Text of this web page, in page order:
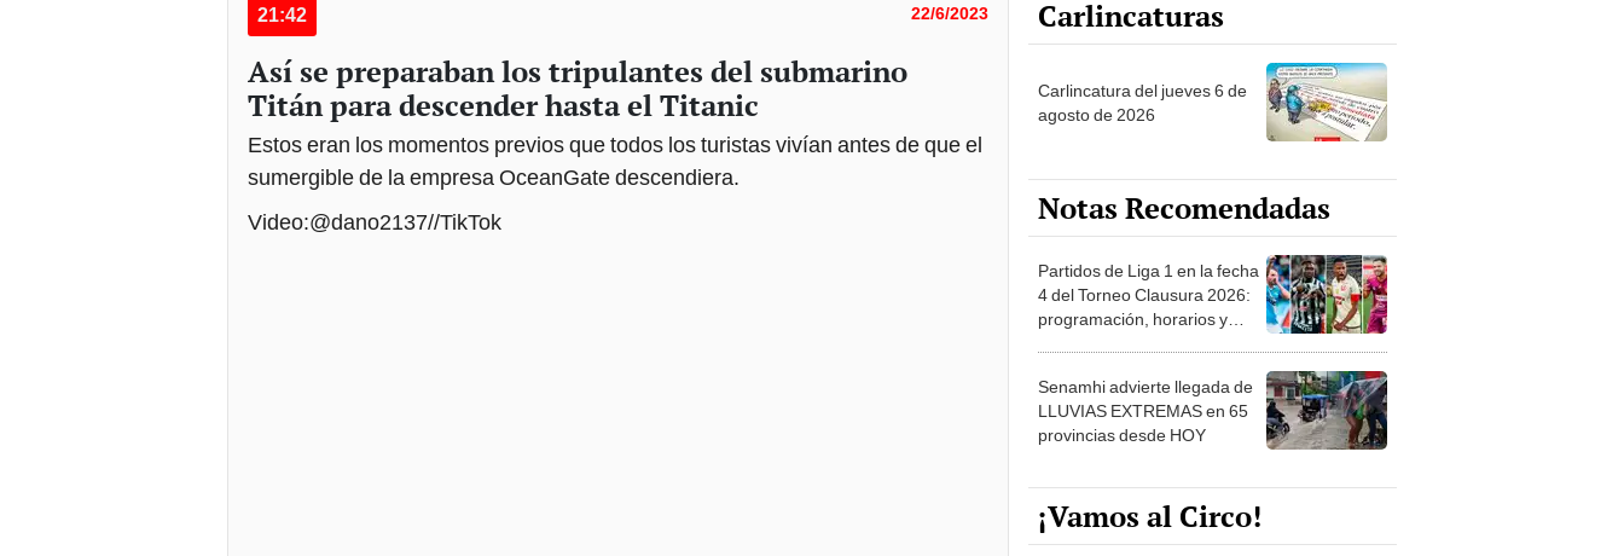
21:42 22/6/2023
Así se preparaban los tripulantes del submarino
Titán para descender hasta el Titanic
Estos eran los momentos previos que todos los turistas vivían antes de que el
sumergible de la empresa OceanGate descendiera.
Video:@dano2137//TikTok
Carlincaturas
Carlincatura del jueves 6 de
agosto de 2026
Notas Recomendadas
Partidos de Liga 1 en la fecha
4 del Torneo Clausura 2026:
programación, horarios y
Senamhi advierte llegada de
LLUVIAS EXTREMAS en 65
provincias desde HOY
¡Vamos al Circo!